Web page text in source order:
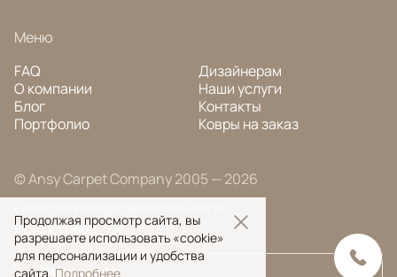
Меню
FAQ
О компании
Блог
Портфолио
Дизайнерам
Наши услуги
Контакты
Ковры на заказ
© Ansy Carpet Company 2005 — 2026
Поиск ковра
Продолжая просмотр сайта, вы
разрешаете использовать «cookie»
для персонализации и удобства
сайта. Подробнее